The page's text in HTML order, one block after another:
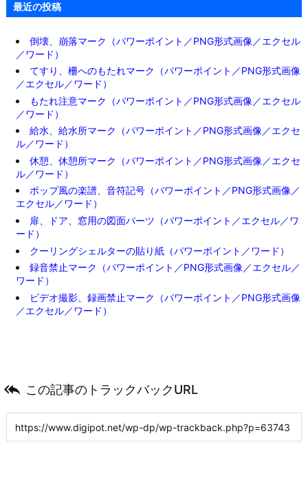
最近の投稿
倒壊、崩落マーク（パワーポイント／PNG形式画像／エクセル
／ワード）
てすり、柵へのもたれマーク（パワーポイント／PNG形式画像
／エクセル／ワード）
もたれ注意マーク（パワーポイント／PNG形式画像／エクセル
／ワード）
給水、給水所マーク（パワーポイント／PNG形式画像／エクセ
ル／ワード）
休憩、休憩所マーク（パワーポイント／PNG形式画像／エクセ
ル／ワード）
ポップ風の楽譜、音符記号（パワーポイント／PNG形式画像／
エクセル／ワード）
扉、ドア、窓用の図面パーツ（パワーポイント／エクセル／ワ
ード）
クーリングシェルターの貼り紙（パワーポイント／ワード）
録音禁止マーク（パワーポイント／PNG形式画像／エクセル／
ワード）
ビデオ撮影、録画禁止マーク（パワーポイント／PNG形式画像
／エクセル／ワード）
 この記事のトラックバックURL